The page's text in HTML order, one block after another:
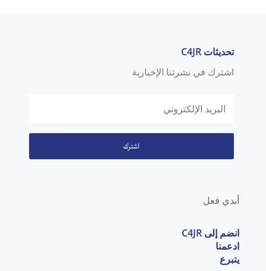
تحديثات C4JR
اشترك في نشرتنا الإخبارية
اشترك
أبدي فعل
انضم إلى C4JR
ادعمنا
يتبرع